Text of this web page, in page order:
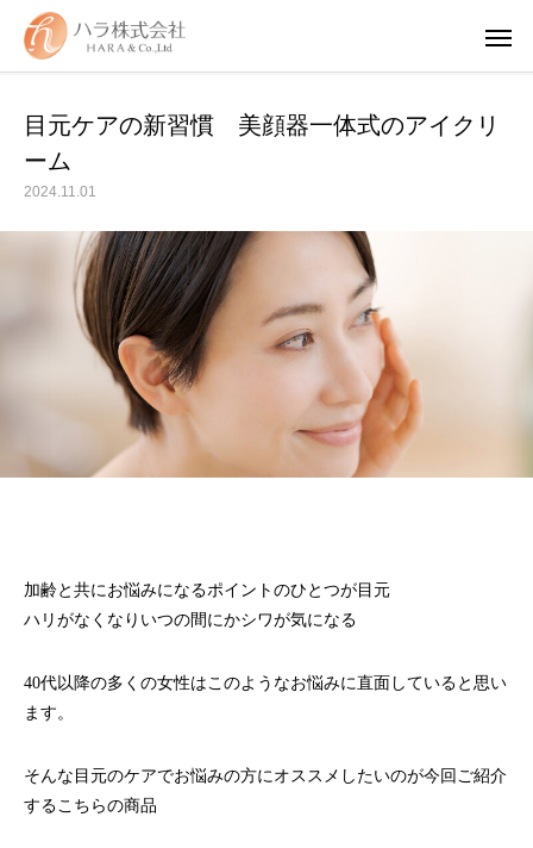
「ウアオ！」という感嘆の言葉に込めてネーミングしました。
目元ケアの新習慣 美顔器一体式のアイクリ
ーム
2024.11.01
加齢と共にお悩みになるポイントのひとつが目元
ハリがなくなりいつの間にかシワが気になる
40代以降の多くの女性はこのようなお悩みに直面していると思い
ます。
そんな目元のケアでお悩みの方にオススメしたいのが今回ご紹介
するこちらの商品